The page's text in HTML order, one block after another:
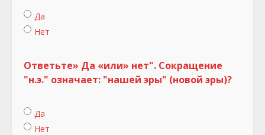
Да
Нет
Ответьте» Да «или» нет". Сокращение
"н.э." означает: "нашей эры" (новой эры)?
Да
Нет